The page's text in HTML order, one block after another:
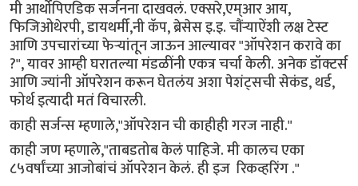
मी आर्थोपिएडिक सर्जनना दाखवलं. एक्सरे,एम्आर आय,
फिजिओथेरपी, डायथर्मी,नी कॅप, ब्रेसेस इ.इ. चौंऱ्याऐंशी लक्ष टेस्ट
आणि उपचारांच्या फेऱ्यांतून जाऊन आल्यावर "ऑपरेशन करावे का
?", यावर आम्ही घरातल्या मंडळींनी एकत्र चर्चा केली. अनेक डॉक्टर्स
आणि ज्यांनी ऑपरेशन करून घेतलंय अशा पेशंट्सची सेकंड, थर्ड,
फोर्थ इत्यादी मतं विचारली.
काही सर्जन्स म्हणाले,"ऑपरेशन ची काहीही गरज नाही."
काही जण म्हणाले,"ताबडतोब केलं पाहिजे. मी कालच एका
८५वर्षांच्या आजोबांचं ऑपरेशन केलं. ही इज रिकव्हरिंग ."